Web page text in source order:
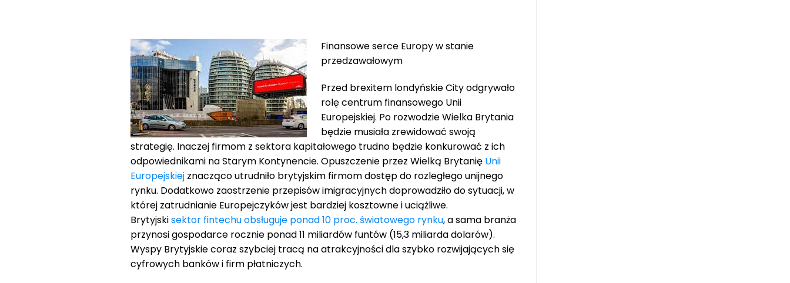
Finansowe serce Europy w stanie
przedzawałowym
Przed brexitem londyńskie City odgrywało
rolę centrum finansowego Unii
Europejskiej. Po rozwodzie Wielka Brytania
będzie musiała zrewidować swoją
strategię. Inaczej firmom z sektora kapitałowego trudno będzie konkurować z ich
odpowiednikami na Starym Kontynencie. Opuszczenie przez Wielką Brytanię Unii
Europejskiej znacząco utrudniło brytyjskim firmom dostęp do rozległego unijnego
rynku. Dodatkowo zaostrzenie przepisów imigracyjnych doprowadziło do sytuacji, w
której zatrudnianie Europejczyków jest bardziej kosztowne i uciążliwe.
Brytyjskisektor fintechu obsługuje ponad 10 proc. światowego rynku, a sama branża
przynosi gospodarce rocznie ponad 11 miliardów funtów (15,3 miliarda dolarów).
Wyspy Brytyjskie coraz szybciej tracą na atrakcyjności dla szybko rozwijających się
cyfrowych banków i firm płatniczych.